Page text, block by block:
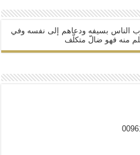
الناس بسيفه ودعاهم إلى نفسه وفي
منه فهو ضالّ متكلّف